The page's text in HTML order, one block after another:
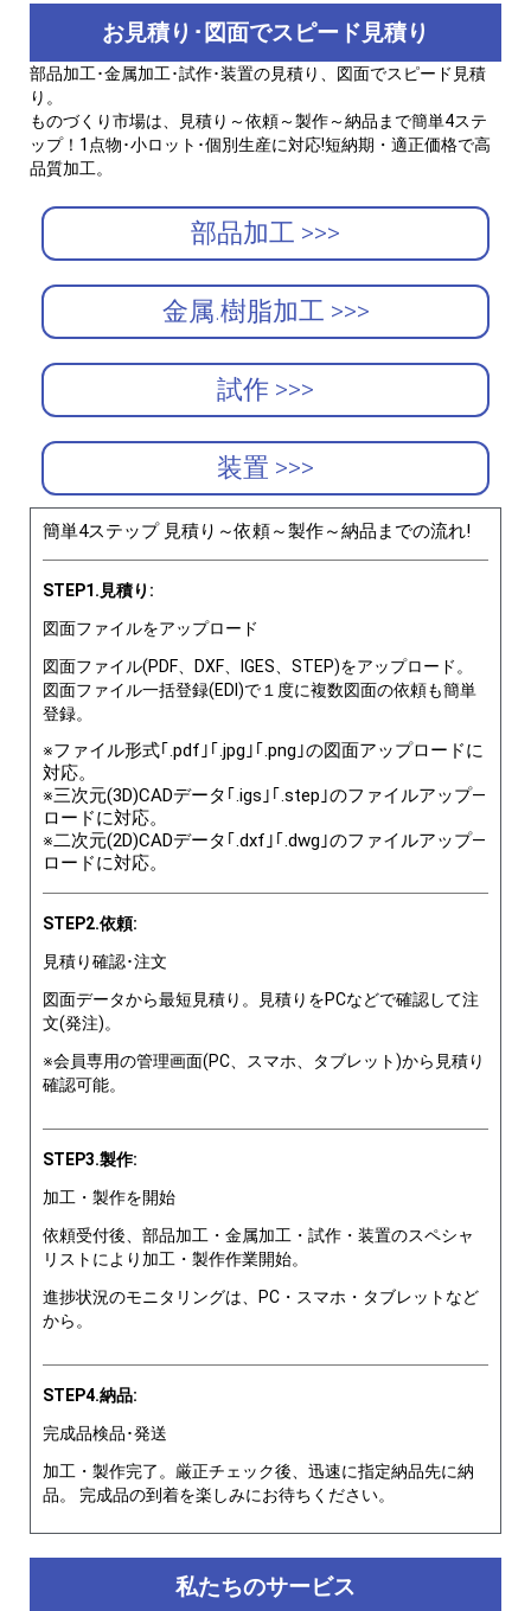
お見積り･図面でスピード見積り
部品加工･金属加工･試作･装置の見積り、図面でスピード見積
り。
ものづくり市場は、見積り～依頼～製作～納品まで簡単4ステ
ップ！1点物･小ロット･個別生産に対応!短納期・適正価格で高
品質加工。
部品加工 >>>
金属.樹脂加工 >>>
試作 >>>
装置 >>>
簡単4ステップ 見積り～依頼～製作～納品までの流れ!
STEP1.見積り:
図面ファイルをアップロード
図面ファイル(PDF、DXF、IGES、STEP)をアップロード。
図面ファイル一括登録(EDI)で１度に複数図面の依頼も簡単
登録。
※ファイル形式｢.pdf｣｢.jpg｣｢.png｣の図面アップロードに
対応。
※三次元(3D)CADデータ｢.igs｣｢.step｣のファイルアップ―
ロードに対応。
※二次元(2D)CADデータ｢.dxf｣｢.dwg｣のファイルアップ―
ロードに対応。
STEP2.依頼:
見積り確認･注文
図面データから最短見積り。見積りをPCなどで確認して注
文(発注)。
※会員専用の管理画面(PC、スマホ、タブレット)から見積り
確認可能。
STEP3.製作:
加工・製作を開始
依頼受付後、部品加工・金属加工・試作・装置のスペシャ
リストにより加工・製作作業開始。
進捗状況のモニタリングは、PC・スマホ・タブレットなど
から。
STEP4.納品:
完成品検品･発送
加工・製作完了。厳正チェック後、迅速に指定納品先に納
品。 完成品の到着を楽しみにお待ちください。
私たちのサービス